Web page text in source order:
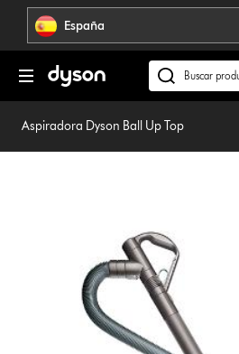
Omitir
navegación España
Buscar
en
dyson.es
Aspiradora Dyson Ball Up Top